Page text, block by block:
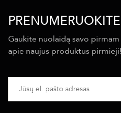
Gaukite nuolaidą savo
apie naujus produktus pirmieji!